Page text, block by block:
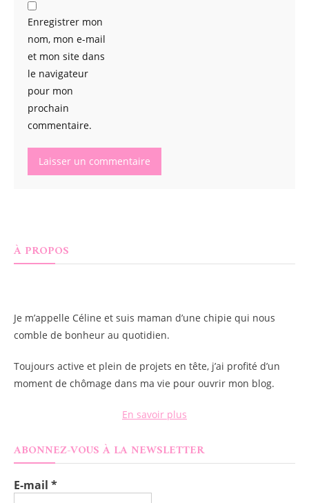
Enregistrer mon
nom, mon e-mail
et mon site dans
le navigateur
pour mon
prochain
commentaire.
À PROPOS
Je m’appelle Céline et suis maman d’une chipie qui nous
comble de bonheur au quotidien.
Toujours active et plein de projets en tête, j’ai profité d’un
moment de chômage dans ma vie pour ouvrir mon blog.
En savoir plus
ABONNEZ-VOUS À LA NEWSLETTER
E-mail *